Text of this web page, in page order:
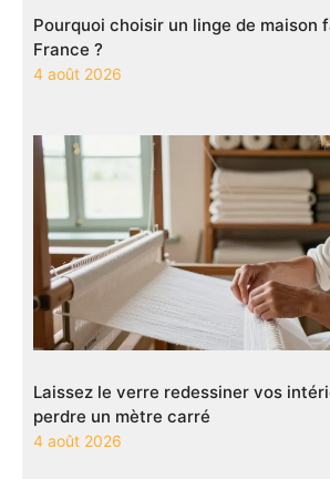
Pourquoi choisir un linge de maison
France ?
4 août 2026
Laissez le verre redessiner vos
perdre un mètre carré
4 août 2026